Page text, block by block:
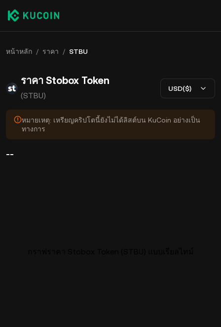
หน้าหลัก / ราคา / STBU
ราคา Stobox Token
(STBU)
USD($)
หมายเหตุ: เหรียญคริปโตนี้ยังไม่ได้ลิสต์บน KuCoin อย่างเป็น
ทางการ
--